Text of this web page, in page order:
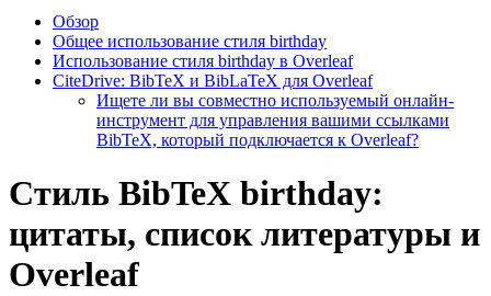
Обзор
Общее использование стиля birthday
Использование стиля birthday в Overleaf
CiteDrive: BibTeX и BibLaTeX для Overleaf
Ищете ли вы совместно используемый онлайн-
инструмент для управления вашими ссылками
BibTeX, который подключается к Overleaf?
Стиль BibTeX birthday:
цитаты, список литературы и
Overleaf